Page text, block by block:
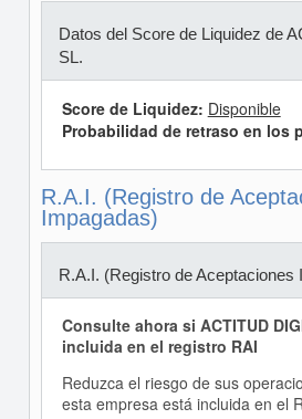
Datos del Score de Liquidez de
SL.
Score de Liquidez: Disponible
Probabilidad de retraso en los
R.A.I. (Registro de
Impagadas)
R.A.I. (Registro de Aceptaciones
Consulte ahora si ACTITUD
incluida en el registro RAI
Reduzca el riesgo de sus
esta empresa está incluida en el